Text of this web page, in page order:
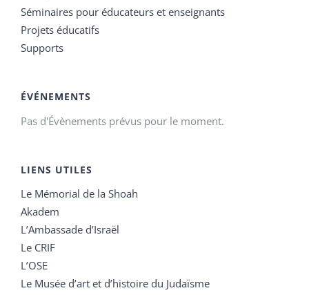
Séminaires pour éducateurs et enseignants
Projets éducatifs
Supports
ÉVÉNEMENTS
Pas d'Évènements prévus pour le moment.
LIENS UTILES
Le Mémorial de la Shoah
Akadem
L’Ambassade d’Israël
Le CRIF
L’OSE
Le Musée d’art et d’histoire du Judaïsme